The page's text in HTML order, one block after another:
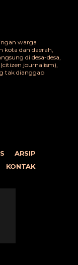
warga
kota dan daerah,
di desa-desa,
journalism),
tak dianggap
ARSIP
KONTAK